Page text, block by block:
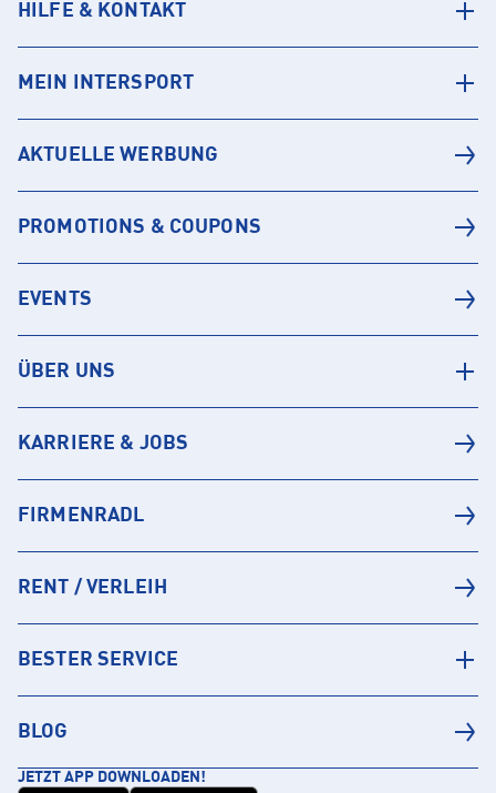
HILFE & KONTAKT
MEIN INTERSPORT
AKTUELLE WERBUNG
PROMOTIONS & COUPONS
EVENTS
ÜBER UNS
KARRIERE & JOBS
FIRMENRADL
RENT / VERLEIH
BESTER SERVICE
BLOG
JETZT APP DOWNLOADEN!